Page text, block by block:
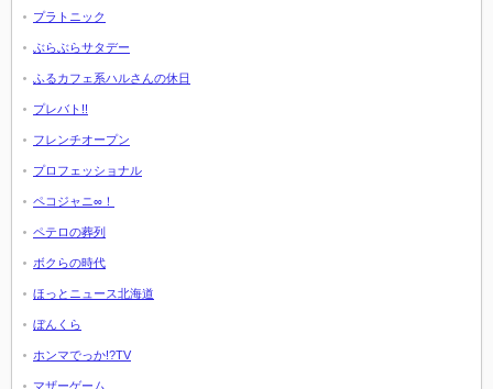
プラトニック
ぶらぶらサタデー
ふるカフェ系ハルさんの休日
プレバト!!
フレンチオープン
プロフェッショナル
ペコジャニ∞！
ペテロの葬列
ボクらの時代
ほっとニュース北海道
ぼんくら
ホンマでっか!?TV
マザーゲーム